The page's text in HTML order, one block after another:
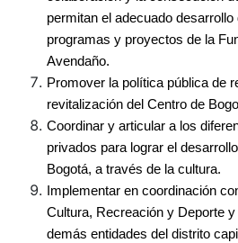
permitan el adecuado desarrollo
programas y proyectos de la
Avendaño.
Promover la política pública de
revitalización del Centro de
Coordinar y articular a los
privados para lograr el
Bogotá, a través de la cultura.
Implementar en coordinación
Cultura, Recreación y Deporte
demás entidades del distrito